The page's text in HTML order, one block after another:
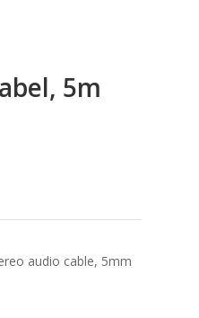
5m
audio cable, 5mm